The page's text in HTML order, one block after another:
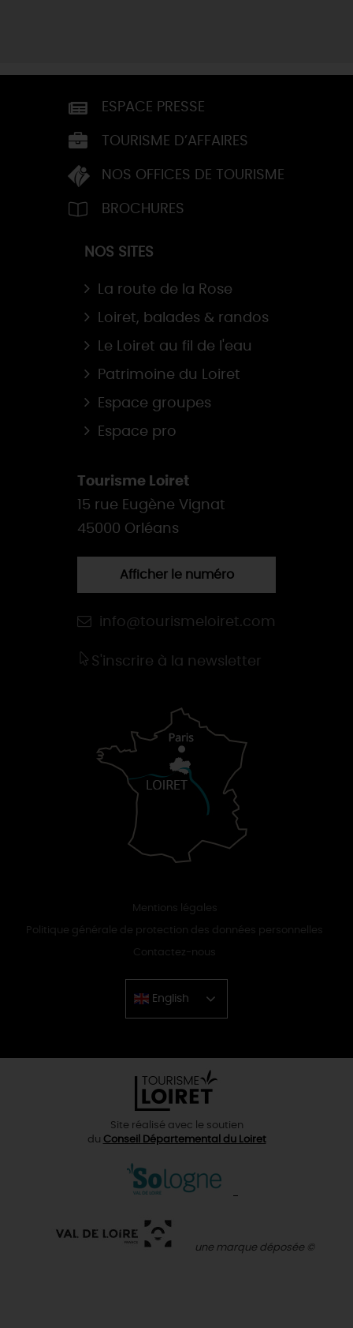
ESPACE PRESSE
TOURISME D’AFFAIRES
NOS OFFICES DE TOURISME
BROCHURES
NOS SITES
La route de la Rose
Loiret, balades & randos
Le Loiret au fil de l'eau
Patrimoine du Loiret
Espace groupes
Espace pro
Tourisme Loiret
15 rue Eugène Vignat
45000 Orléans
Afficher le numéro
info@tourismeloiret.com
S'inscrire à la newsletter
Mentions légales
Politique générale de protection des données personnelles
Contactez-nous
English
Chinese
Site réalisé avec le soutien
du Conseil Départemental du Loiret
une marque déposée ©